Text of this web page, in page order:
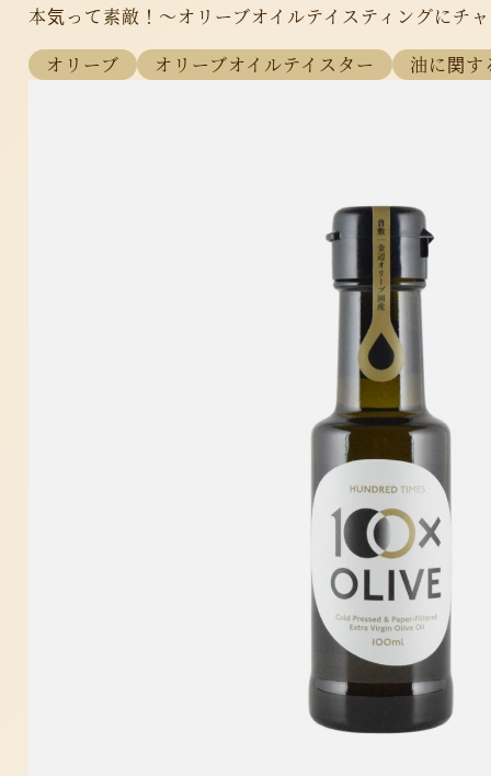
本気って素敵！～オリーブオイルテイスティングにチ
オリーブ
オリーブオイルテイスター 油に関す